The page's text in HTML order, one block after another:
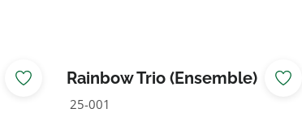
Rainbow Trio (Ensemble)
25-001